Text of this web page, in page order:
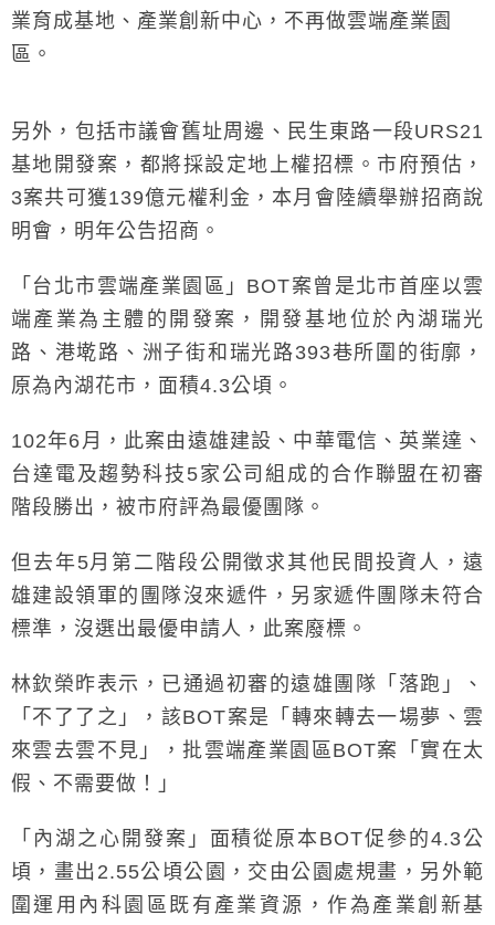
業育成基地、產業創新中心，不再做雲端產業園
區。
另外，包括市議會舊址周邊、民生東路一段URS21
基地開發案，都將採設定地上權招標。市府預估，
3案共可獲139億元權利金，本月會陸續舉辦招商說
明會，明年公告招商。
「台北市雲端產業園區」BOT案曾是北市首座以雲
端產業為主體的開發案，開發基地位於內湖瑞光
路、港墘路、洲子街和瑞光路393巷所圍的街廓，
原為內湖花市，面積4.3公頃。
102年6月，此案由遠雄建設、中華電信、英業達、
台達電及趨勢科技5家公司組成的合作聯盟在初審
階段勝出，被市府評為最優團隊。
但去年5月第二階段公開徵求其他民間投資人，遠
雄建設領軍的團隊沒來遞件，另家遞件團隊未符合
標準，沒選出最優申請人，此案廢標。
林欽榮昨表示，已通過初審的遠雄團隊「落跑」、
「不了了之」，該BOT案是「轉來轉去一場夢、雲
來雲去雲不見」，批雲端產業園區BOT案「實在太
假、不需要做！」
「內湖之心開發案」面積從原本BOT促參的4.3公
頃，畫出2.55公頃公園，交由公園處規畫，另外範
圍運用內科園區既有產業資源，作為產業創新基